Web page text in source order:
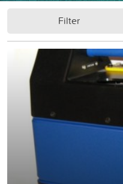
Filter